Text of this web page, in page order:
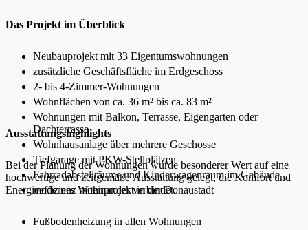
Das Projekt im Überblick
Neubauprojekt mit 33 Eigentumswohnungen
zusätzliche Geschäftsfläche im Erdgeschoss
2- bis 4-Zimmer-Wohnungen
Wohnflächen von ca. 36 m² bis ca. 83 m²
Wohnungen mit Balkon, Terrasse, Eigengarten oder
Dachterrasse
Wohnhausanlage über mehrere Geschosse
Tiefgarage mit PKW-Stellplätzen
Fahrradabstellräume und Kinderwagenraum im Gebäude
modernes Wohnprojekt in der Donaustadt
Ausstattungshighlights
Bei der Planung der Wohnungen wurde besonderer Wert auf eine
hochwertige und zeitgemäße Ausstattung gelegt, die Komfort und
Energieeffizienz miteinander verbindet.
Fußbodenheizung in allen Wohnungen